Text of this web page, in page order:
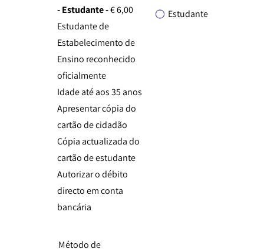
- Estudante -€ 6,00
Estudante de
Estabelecimento de
Ensino reconhecido
oficialmente
Idade até aos 35 anos
Apresentar cópia do
cartão de cidadão
Cópia actualizada do
cartão de estudante
Autorizar o débito
directo em conta
bancária
Método de
Estudante